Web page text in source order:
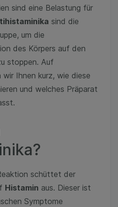
sind eine Belastung für
sind die
um die
des Körpers auf den
stoppen. Auf
wir Ihnen kurz, wie diese
und welches Präparat
schüttet der
Histamin aus. Dieser ist
Symptome